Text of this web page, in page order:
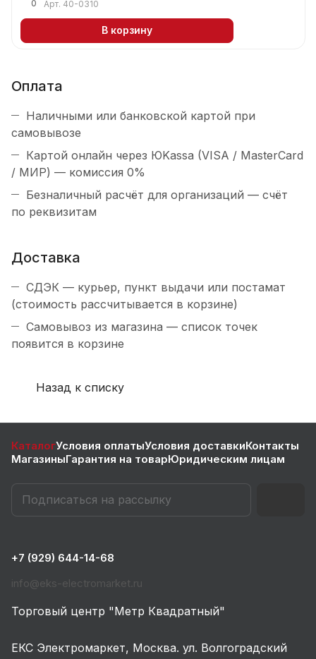
0 Арт. 40-0310
В корзину
Оплата
Наличными или банковской картой при
самовывозе
Картой онлайн через ЮKassa (VISA / MasterCard
/ МИР) — комиссия 0%
Безналичный расчёт для организаций — счёт
по реквизитам
Доставка
СДЭК — курьер, пункт выдачи или постамат
(стоимость рассчитывается в корзине)
Самовывоз из магазина — список точек
появится в корзине
Назад к списку
КаталогУсловия оплатыУсловия доставкиКонтакты
МагазиныГарантия на товарЮридическим лицам
+7 (929) 644-14-68
info@eks-electromarket.ru
Торговый центр "Метр Квадратный"
ЕКС Электромаркет, Москва. ул. Волгоградский